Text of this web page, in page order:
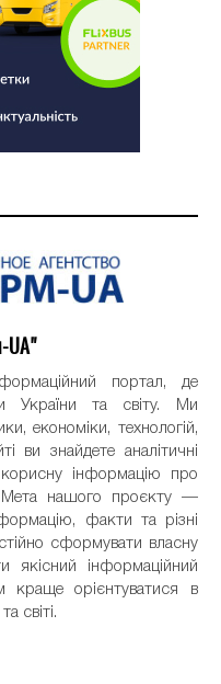
UA"
портал, де
України та світу. Ми
економіки, технологій,
ви знайдете аналітичні
інформацію про
Мета нашого проєкту —
факти та різні
сформувати власну
якісний інформаційний
краще орієнтуватися в
світі.